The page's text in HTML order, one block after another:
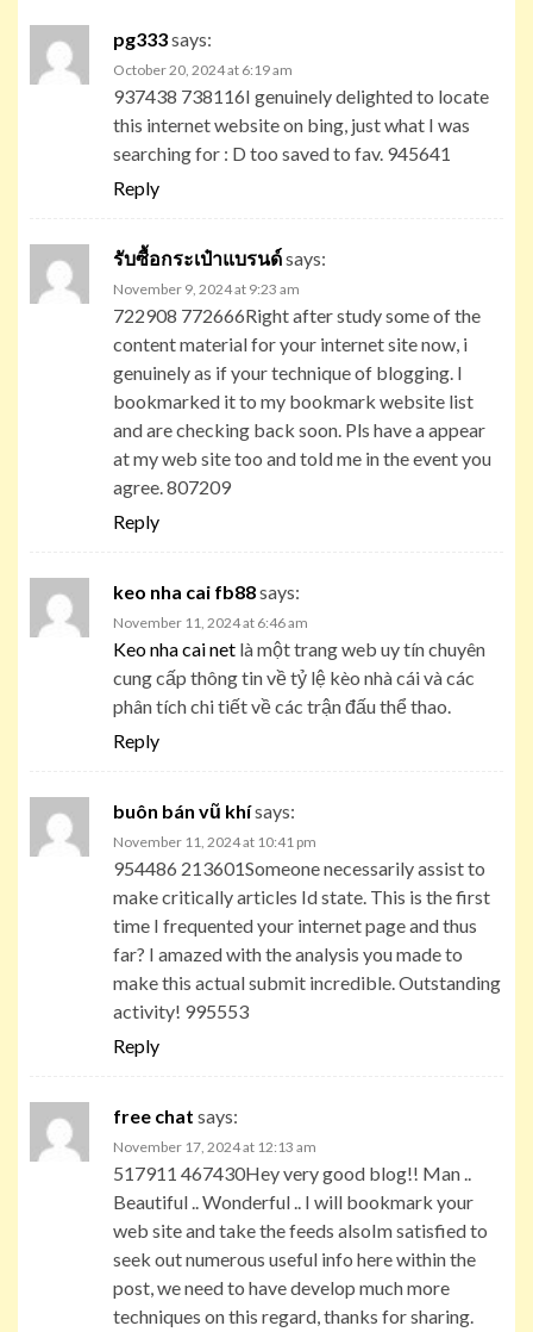
pg333says:
October 20, 2024 at 6:19 am
937438 738116I genuinely delighted to locate
this internet website on bing, just what I was
searching for : D too saved to fav. 945641
Reply
รับซื้อกระเป๋าแบรนด์says:
November 9, 2024 at 9:23 am
722908 772666Right after study some of the
content material for your internet site now, i
genuinely as if your technique of blogging. I
bookmarked it to my bookmark website list
and are checking back soon. Pls have a appear
at my web site too and told me in the event you
agree. 807209
Reply
keo nha cai fb88says:
November 11, 2024 at 6:46 am
Keo nha cai net là một trang web uy tín chuyên
cung cấp thông tin về tỷ lệ kèo nhà cái và các
phân tích chi tiết về các trận đấu thể thao.
Reply
buôn bán vũ khísays:
November 11, 2024 at 10:41 pm
954486 213601Someone necessarily assist to
make critically articles Id state. This is the first
time I frequented your internet page and thus
far? I amazed with the analysis you made to
make this actual submit incredible. Outstanding
activity! 995553
Reply
free chat says:
November 17, 2024 at 12:13 am
517911 467430Hey very good blog!! Man ..
Beautiful .. Wonderful .. I will bookmark your
web site and take the feeds alsoIm satisfied to
seek out numerous useful info here within the
post, we need to have develop much more
techniques on this regard, thanks for sharing.